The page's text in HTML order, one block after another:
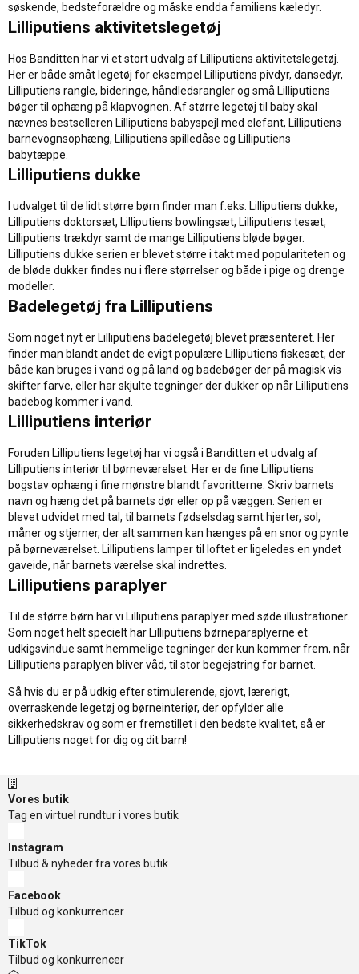
søskende, bedsteforældre og måske endda familiens kæledyr.
Lilliputiens aktivitetslegetøj
Hos Banditten har vi et stort udvalg af Lilliputiens aktivitetslegetøj.
Her er både småt legetøj for eksempel Lilliputiens pivdyr, dansedyr,
Lilliputiens rangle, bideringe, håndledsrangler og små Lilliputiens
bøger til ophæng på klapvognen. Af større legetøj til baby skal
nævnes bestselleren Lilliputiens babyspejl med elefant, Lilliputiens
barnevognsophæng, Lilliputiens spilledåse og Lilliputiens
babytæppe.
Lilliputiens dukke
I udvalget til de lidt større børn finder man f.eks. Lilliputiens dukke,
Lilliputiens doktorsæt, Lilliputiens bowlingsæt, Lilliputiens tesæt,
Lilliputiens trækdyr samt de mange Lilliputiens bløde bøger.
Lilliputiens dukke serien er blevet større i takt med populariteten og
de bløde dukker findes nu i flere størrelser og både i pige og drenge
modeller.
Badelegetøj fra Lilliputiens
Som noget nyt er Lilliputiens badelegetøj blevet præsenteret. Her
finder man blandt andet de evigt populære Lilliputiens fiskesæt, der
både kan bruges i vand og på land og badebøger der på magisk vis
skifter farve, eller har skjulte tegninger der dukker op når Lilliputiens
badebog kommer i vand.
Lilliputiens interiør
Foruden Lilliputiens legetøj har vi også i Banditten et udvalg af
Lilliputiens interiør til børneværelset. Her er de fine Lilliputiens
bogstav ophæng i fine mønstre blandt favoritterne. Skriv barnets
navn og hæng det på barnets dør eller op på væggen. Serien er
blevet udvidet med tal, til barnets fødselsdag samt hjerter, sol,
måner og stjerner, der alt sammen kan hænges på en snor og pynte
på børneværelset. Lilliputiens lamper til loftet er ligeledes en yndet
gaveide, når barnets værelse skal indrettes.
Lilliputiens paraplyer
Til de større børn har vi Lilliputiens paraplyer med søde illustrationer.
Som noget helt specielt har Lilliputiens børneparaplyerne et
udkigsvindue samt hemmelige tegninger der kun kommer frem, når
Lilliputiens paraplyen bliver våd, til stor begejstring for barnet.
Så hvis du er på udkig efter stimulerende, sjovt, lærerigt,
overraskende legetøj og børneinteriør, der opfylder alle
sikkerhedskrav og som er fremstillet i den bedste kvalitet, så er
Lilliputiens noget for dig og dit barn!
Vores butik
Tag en virtuel rundtur i vores butik
Instagram
Tilbud & nyheder fra vores butik
Facebook
Tilbud og konkurrencer
TikTok
Tilbud og konkurrencer